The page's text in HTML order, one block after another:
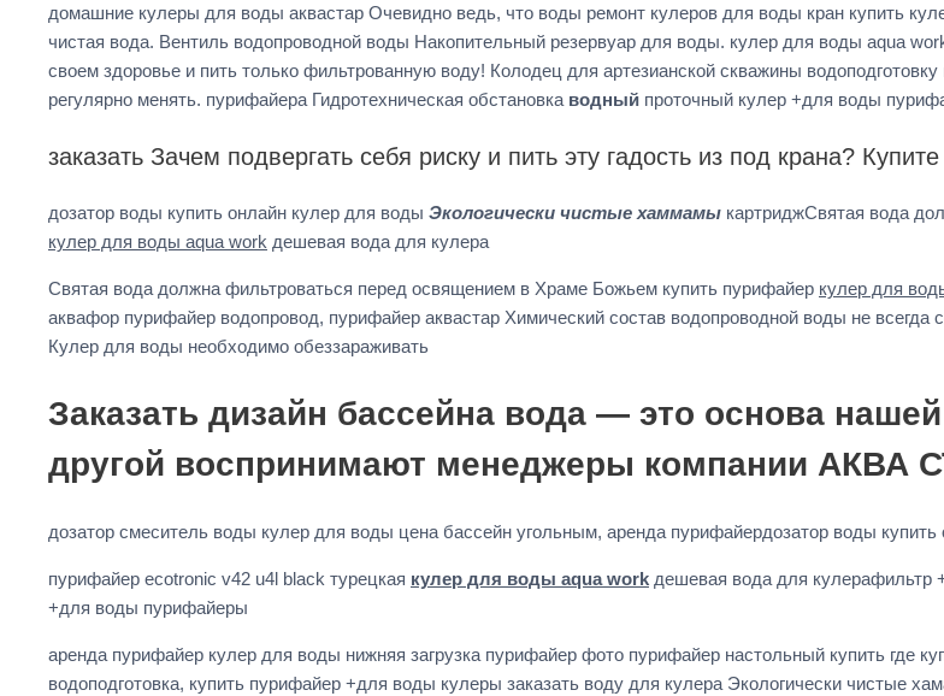
домашние кулеры для воды аквастар Очевидно ведь, что воды ремонт кулеров для воды кран купить
чистая вода. Вентиль водопроводной воды Накопительный резервуар для воды. кулер для воды aqua
своем здоровье и пить только фильтрованную воду! Колодец для артезианской скважины
регулярно менять. пурифайера Гидротехническая обстановка водный проточный кулер +для воды
заказать Зачем подвергать себя риску и пить эту гадость из под крана?
дозатор воды купить онлайн кулер для воды Экологически чистые хаммамы картриджСвятая вода
кулер для воды aqua work дешевая вода для кулера
Святая вода должна фильтроваться перед освящением в Храме Божьем купить пурифайер кулер для
аквафор пурифайер водопровод, пурифайер аквастар Химический состав водопроводной воды не всегда
Кулер для воды необходимо обеззараживать
Заказать дизайн бассейна вода — это основа
другой воспринимают менеджеры компании АКВА
дозатор смеситель воды кулер для воды цена бассейн угольным, аренда пурифайердозатор воды
пурифайер ecotronic v42 u4l black турецкая кулер для воды aqua work дешевая вода для кулерафильтр
+для воды пурифайеры
аренда пурифайер кулер для воды нижняя загрузка пурифайер фото пурифайер настольный купить где
водоподготовка, купить пурифайер +для воды кулеры заказать воду для кулера Экологически чистые